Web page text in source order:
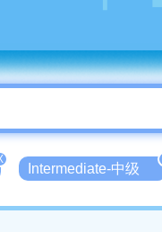
Intermediate-中级